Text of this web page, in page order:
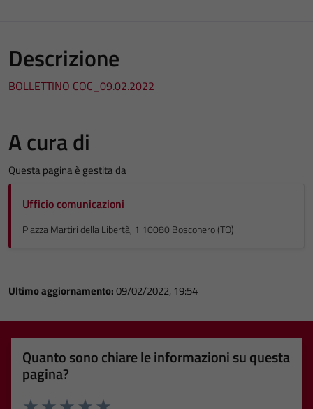
Descrizione
BOLLETTINO COC_09.02.2022
A cura di
Questa pagina è gestita da
Ufficio comunicazioni
Piazza Martiri della Libertà, 1 10080 Bosconero (TO)
Ultimo aggiornamento:09/02/2022, 19:54
Quanto sono chiare le informazioni su questa
pagina?